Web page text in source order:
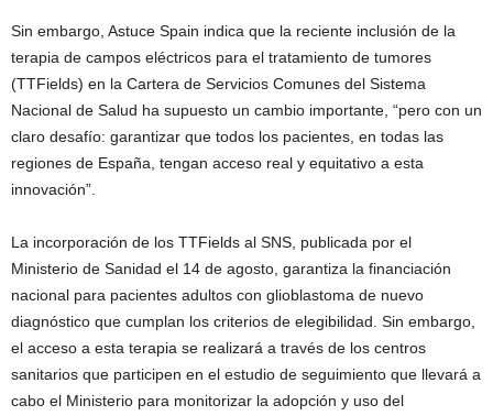
Sin embargo, Astuce Spain indica que la reciente inclusión de la
terapia de campos eléctricos para el tratamiento de tumores
(TTFields) en la Cartera de Servicios Comunes del Sistema
Nacional de Salud ha supuesto un cambio importante, “pero con un
claro desafío: garantizar que todos los pacientes, en todas las
regiones de España, tengan acceso real y equitativo a esta
innovación”.
La incorporación de los TTFields al SNS, publicada por el
Ministerio de Sanidad el 14 de agosto, garantiza la financiación
nacional para pacientes adultos con glioblastoma de nuevo
diagnóstico que cumplan los criterios de elegibilidad. Sin embargo,
el acceso a esta terapia se realizará a través de los centros
sanitarios que participen en el estudio de seguimiento que llevará a
cabo el Ministerio para monitorizar la adopción y uso del